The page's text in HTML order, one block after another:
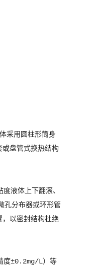
采用圆柱形筒身
或盘管式换热结构
液体上下翻滚、
孔分布器或环形管
，以密封结构杜绝
度±0.2mg/L）等